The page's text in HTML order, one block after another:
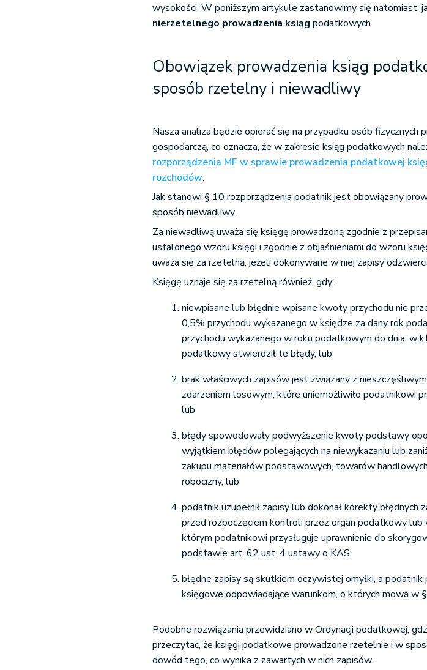
wysokości. W poniższym artykule zastanowimy się natomiast,
nierzetelnego prowadzenia ksiągpodatkowych.
Obowiązek prowadzenia ksiąg
sposób rzetelny i niewadliwy
Nasza analiza będzie opierać się na przypadku osób fizycznych
gospodarczą, co oznacza, że w zakresie ksiąg podatkowych
rozporządzenia MF w sprawie prowadzenia podatkowej
rozchodów.
Jak stanowi § 10 rozporządzenia podatnik jest obowiązany
sposób niewadliwy.
Za niewadliwą uważa się księgę prowadzoną zgodnie z
ustalonego wzoru księgi i zgodnie z objaśnieniami do wzoru
uważa się za rzetelną, jeżeli dokonywane w niej zapisy
Księgę uznaje się za rzetelną również, gdy:
niewpisane lub błędnie wpisane kwoty przychodu nie
0,5% przychodu wykazanego w księdze za dany rok
przychodu wykazanego w roku podatkowym do dnia, w
podatkowy stwierdził te błędy, lub
brak właściwych zapisów jest związany z
zdarzeniem losowym, które uniemożliwiło podatnikowi
lub
błędy spowodowały podwyższenie kwoty podstawy
wyjątkiem błędów polegających na niewykazaniu lub
zakupu materiałów podstawowych, towarów
robocizny, lub
podatnik uzupełnił zapisy lub dokonał korekty błędnych
przed rozpoczęciem kontroli przez organ podatkowy lub
którym podatnikowi przysługuje uprawnienie do
podstawie art. 62 ust. 4 ustawy o KAS;
błędne zapisy są skutkiem oczywistej omyłki, a
księgowe odpowiadające warunkom, o których mowa w
Podobne rozwiązania przewidziano w Ordynacji podatkowej,
przeczytać, że księgi podatkowe prowadzone rzetelnie i w
dowód tego, co wynika z zawartych w nich zapisów.